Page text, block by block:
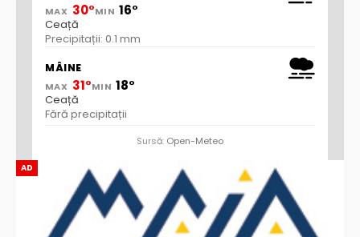
AD
MAX 30°MIN 16°
Ceață
Precipitații: 0.1 mm
MÂINE
MAX 31°MIN 18°
Ceață
Fără precipitații
Sursă: Open-Meteo